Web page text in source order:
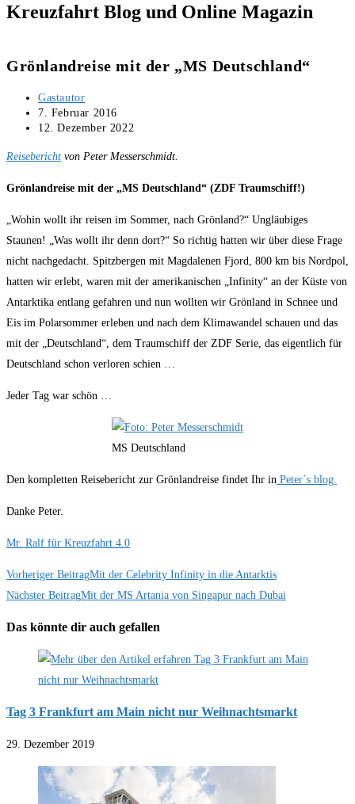
Kreuzfahrt Blog und Online Magazin
Grönlandreise mit der „MS Deutschland“
Beitrags-
Autor:
Gastautor
Beitrag
veröffentlicht:
7. Februar 2016
Beitrag
geändert
12. Dezember 2022
Reisebericht von Peter Messerschmidt.
Grönlandreise mit der „MS Deutschland“ (ZDF Traumschiff!)
„Wohin wollt ihr reisen im Sommer, nach Grönland?“ Ungläubiges
Staunen! „Was wollt ihr denn dort?“ So richtig hatten wir über diese Frage
nicht nachgedacht. Spitzbergen mit Magdalenen Fjord, 800 km bis Nordpol,
hatten wir erlebt, waren mit der amerikanischen „Infinity“ an der Küste von
Antarktika entlang gefahren und nun wollten wir Grönland in Schnee und
Eis im Polarsommer erleben und nach dem Klimawandel schauen und das
mit der „Deutschland“, dem Traumschiff der ZDF Serie, das eigentlich für
Deutschland schon verloren schien …
Jeder Tag war schön …
MS Deutschland
Den kompletten Reisebericht zur Grönlandreise findet Ihr in Peter´s blog.
Danke Peter.
Mr. Ralf für Kreuzfahrt 4.0
Weitere
Artikel
ansehen
Vorheriger BeitragMit der Celebrity Infinity in die Antarktis
Nächster BeitragMit der MS Artania von Singapur nach Dubai
Das könnte dir auch gefallen
Tag 3 Frankfurt am Main nicht nur Weihnachtsmarkt
29. Dezember 2019